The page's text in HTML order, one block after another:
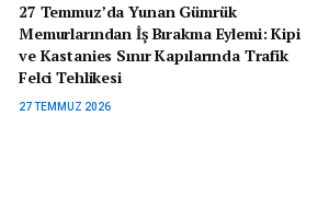
27 Temmuz’da Yunan Gümrük
Memurlarından İş Bırakma Eylemi: Kipi
ve Kastanies Sınır Kapılarında Trafik
Felci Tehlikesi
27 TEMMUZ 2026